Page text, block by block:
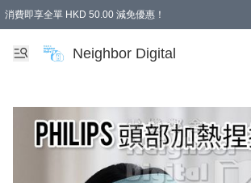
消費即享全單 HKD 50.00 減免優惠！
Neighbor Digital